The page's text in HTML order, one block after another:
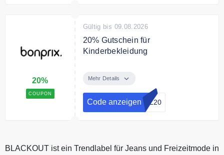
20%
COUPON
Gültig bis 09.08.2026
20% Gutschein für
Kinderbekleidung
Kinderbekleidung mit dem Code
sichern & gratis Versand.
Mehr Details
Code anzeigen OL20
BLACKOUT ist ein Trendlabel für Jeans und Freizeitmode in